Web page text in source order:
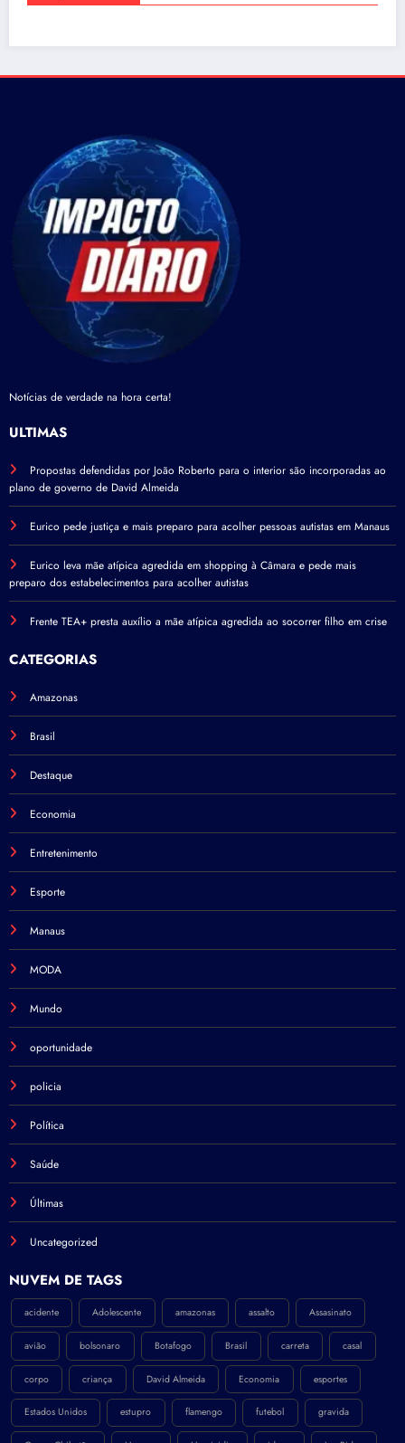
Notícias de verdade na hora certa!
ÚLTIMAS
Propostas defendidas por João Roberto para o interior são incorporadas ao
plano de governo de David Almeida
Eurico pede justiça e mais preparo para acolher pessoas autistas em Manaus
Eurico leva mãe atípica agredida em shopping à Câmara e pede mais
preparo dos estabelecimentos para acolher autistas
Frente TEA+ presta auxílio a mãe atípica agredida ao socorrer filho em crise
CATEGORIAS
Amazonas
Brasil
Destaque
Economia
Entretenimento
Esporte
Manaus
MODA
Mundo
oportunidade
policia
Política
Saúde
Últimas
Uncategorized
NÚVEM DE TAGS
acidente Adolescente amazonas assalto Assasinato
avião bolsonaro Botafogo Brasil carreta casal
corpo criança David Almeida Economia esportes
Estados Unidos estupro flamengo futebol gravida